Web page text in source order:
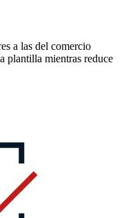
a las del comercio
plantilla mientras reduce